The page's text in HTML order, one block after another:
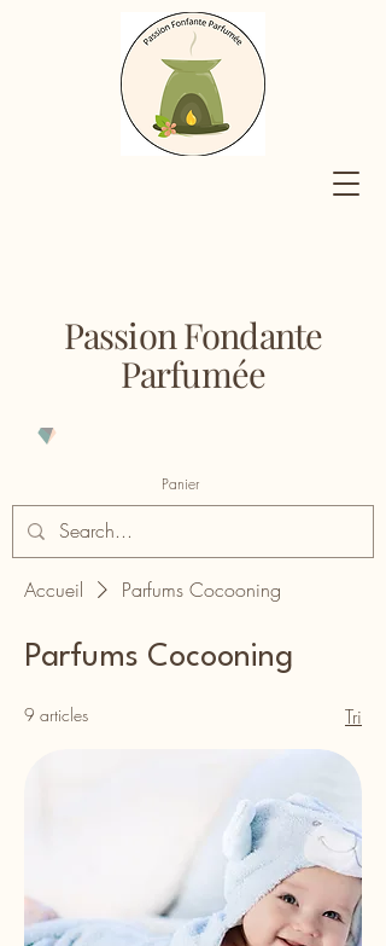
Passion Fondante
Parfumée
Panier
Accueil Parfums Cocooning
Parfums Cocooning
9 articles Tri